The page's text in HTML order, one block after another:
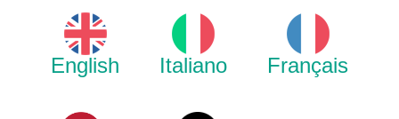
English Italiano Français